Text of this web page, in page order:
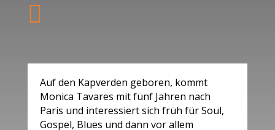

Auf den Kapverden geboren, kommt
Monica Tavares mit fünf Jahren nach
Paris und interessiert sich früh für Soul,
Gospel, Blues und dann vor allem